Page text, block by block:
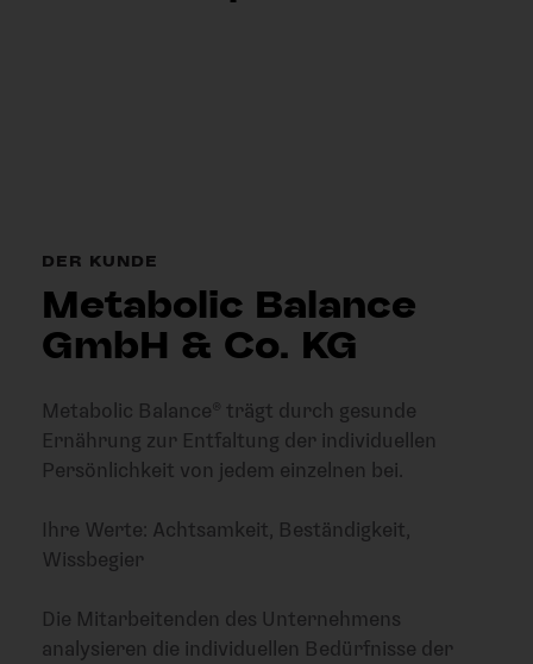
DER KUNDE
Metabolic Balance
GmbH & Co. KG
Metabolic Balance® trägt durch gesunde
Ernährung zur Entfaltung der individuellen
Persönlichkeit von jedem einzelnen bei.
Ihre Werte: Achtsamkeit, Beständigkeit,
Wissbegier
Die Mitarbeitenden des Unternehmens
analysieren die individuellen Bedürfnisse der